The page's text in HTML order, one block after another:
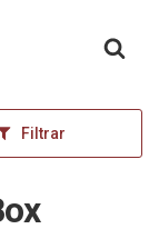
Filtrar